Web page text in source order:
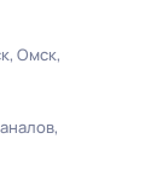
Омск